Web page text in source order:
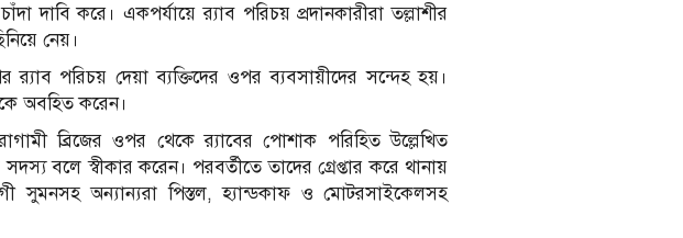
দাবি করে। একপর্যায়ে র‍্যাব পরিচয় প্রদানকারীরা তল্লাশীর
নেয়।
পরিচয় দেয়া ব্যক্তিদের ওপর ব্যবসায়ীদের সন্দেহ হয়।
অবহিত করেন।
ব্রিজের ওপর থেকে র‍্যাবের পোশাক পরিহিত উল্লেখিত
বলে স্বীকার করেন। পরবর্তীতে তাদের গ্রেপ্তার করে থানায়
সুমনসহ অন্যান্যরা পিস্তল, হ্যান্ডকাফ ও মোটরসাইকেলসহ